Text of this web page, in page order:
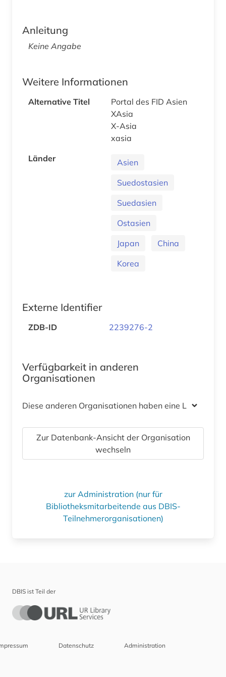
Anleitung
Keine Angabe
Weitere Informationen
Alternative Titel
Portal des FID Asien
XAsia
X-Asia
xasia
Länder
Asien
Suedostasien
Suedasien
Ostasien
Japan
China
Korea
Externe Identifier
ZDB-ID 2239276-2
Verfügbarkeit in anderen
Organisationen
Diese anderen Organisationen haben eine Lizenz
Zur Datenbank-Ansicht der Organisation
wechseln
zur Administration (nur für
Bibliotheksmitarbeitende aus DBIS-
Teilnehmerorganisationen)
DBIS ist Teil der
Datenschutz Administration